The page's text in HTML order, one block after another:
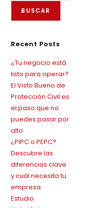
BUSCAR
Recent Posts
¿Tu negocio está
listo para operar?
El Visto Bueno de
Protección Civil es
el paso que no
puedes pasar por
alto
¿PIPC o PEPC?
Descubre las
diferencias clave
y cuál necesita tu
empresa
Estudio